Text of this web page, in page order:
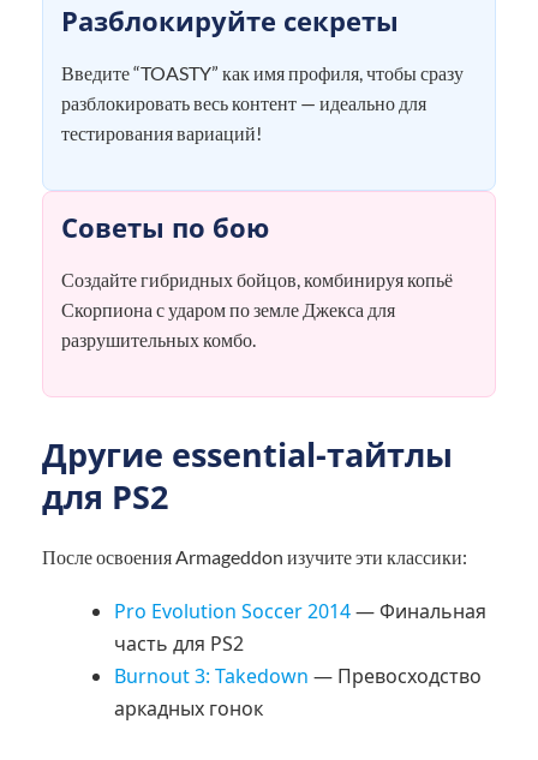
Разблокируйте секреты
Введите “TOASTY” как имя профиля, чтобы сразу
разблокировать весь контент — идеально для
тестирования вариаций!
Советы по бою
Создайте гибридных бойцов, комбинируя копьё
Скорпиона с ударом по земле Джекса для
разрушительных комбо.
Другие essential-тайтлы
для PS2
После освоения Armageddon изучите эти классики:
Pro Evolution Soccer 2014— Финальная
часть для PS2
Burnout 3: Takedown — Превосходство
аркадных гонок